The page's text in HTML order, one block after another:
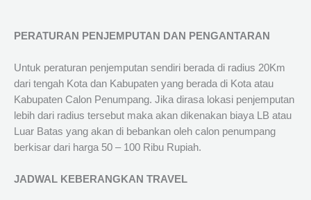
PERATURAN PENJEMPUTAN DAN PENGANTARAN
Untuk peraturan penjemputan sendiri berada di radius 20Km
dari tengah Kota dan Kabupaten yang berada di Kota atau
Kabupaten Calon Penumpang. Jika dirasa lokasi penjemputan
lebih dari radius tersebut maka akan dikenakan biaya LB atau
Luar Batas yang akan di bebankan oleh calon penumpang
berkisar dari harga 50 – 100 Ribu Rupiah.
JADWAL KEBERANGKAN TRAVEL